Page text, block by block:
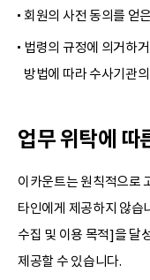
회원의 사전 동의를 얻
법령의 규정에 의거하
방법에 따라 수사기관
업무 위탁에 따
이카운트는 원칙적으로
타인에게 제공하지 않습
수집 및 이용 목적]을 달
제공할 수 있습니다.